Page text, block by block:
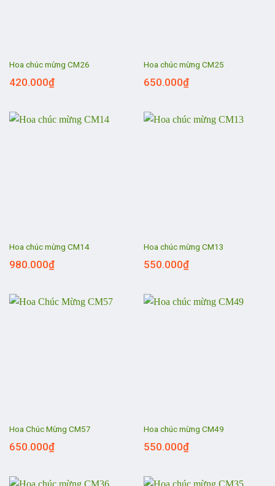
Hoa chúc mừng CM26
420.000₫
Hoa chúc mừng CM25
650.000₫
Hoa chúc mừng CM14
980.000₫
Hoa chúc mừng CM13
550.000₫
Hoa Chúc Mừng CM57
650.000₫
Hoa chúc mừng CM49
550.000₫